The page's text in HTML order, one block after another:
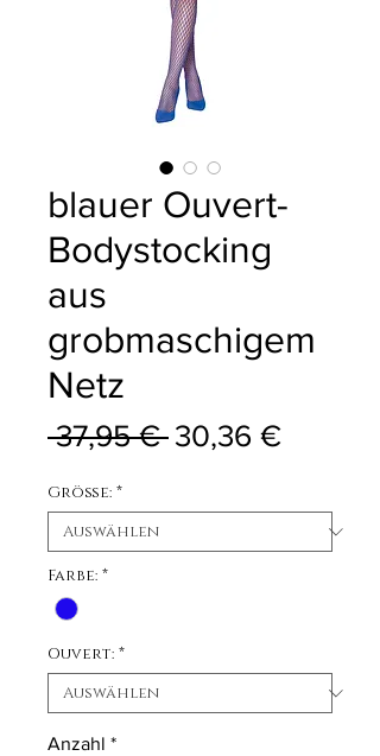
blauer Ouvert-
Bodystocking
aus
grobmaschigem
Netz
37,95 € Standardpreis
30,36 €Sale-
Größe: *
Farbe: *
Ouvert: *
Anzahl *